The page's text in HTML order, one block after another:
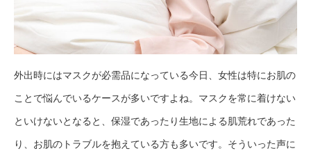
外出時にはマスクが必需品になっている今日、女性は特にお肌の
ことで悩んでいるケースが多いですよね。マスクを常に着けない
といけないとなると、保湿であったり生地による肌荒れであった
り、お肌のトラブルを抱えている方も多いです。そういった声に